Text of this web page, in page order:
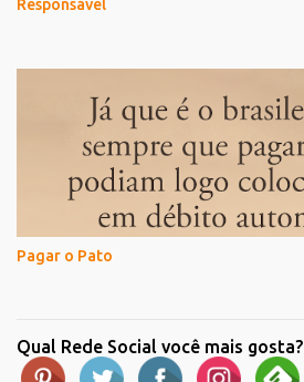
Responsável
Pagar o Pato
Qual Rede Social você mais gosta?